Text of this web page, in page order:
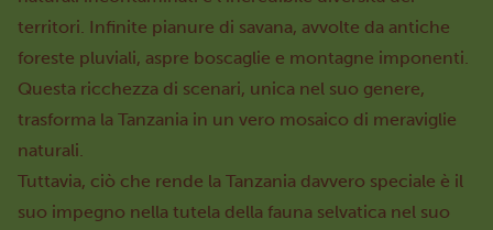
territori. Infinite pianure di savana, avvolte da antiche
foreste pluviali, aspre boscaglie e montagne imponenti.
Questa ricchezza di scenari, unica nel suo genere,
trasforma la Tanzania in un vero mosaico di meraviglie
naturali.
Tuttavia, ciò che rende la Tanzania davvero speciale è il
suo impegno nella tutela della fauna selvatica nel suo